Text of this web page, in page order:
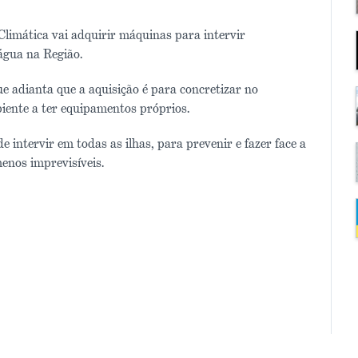
vai adquirir máquinas para intervir
na Região.
adianta que a aquisição é para concretizar no
a ter equipamentos próprios.
intervir em todas as ilhas, para prevenir e fazer face a
imprevisíveis.